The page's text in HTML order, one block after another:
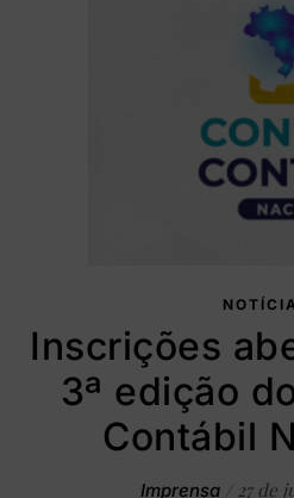
Inscrições
3ª edição
Contábil
Imprensa / 27 de